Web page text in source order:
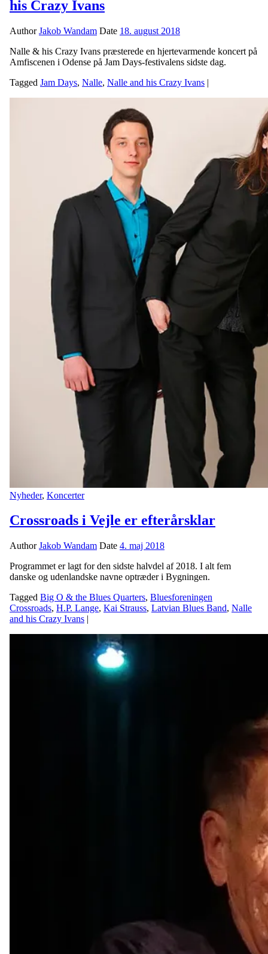
his Crazy Ivans
AuthorJakob Wandam Date 18. august 2018
Nalle & his Crazy Ivans præsterede en hjertevarmende koncert på
Amfiscenen i Odense på Jam Days-festivalens sidste dag.
Tagged Jam Days, Nalle, Nalle and his Crazy Ivans |
Nyheder, Koncerter
Crossroads i Vejle er efterårsklar
AuthorJakob Wandam Date 4. maj 2018
Programmet er lagt for den sidste halvdel af 2018. I alt fem
danske og udenlandske navne optræder i Bygningen.
Tagged Big O & the Blues Quarters, Bluesforeningen
Crossroads, H.P. Lange, Kai Strauss, Latvian Blues Band, Nalle
and his Crazy Ivans |